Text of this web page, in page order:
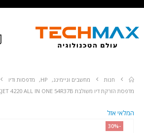
חנות מחשבים וגיימינג,
HP
,
מדפסות ודיו
מדפסת ‏הזרקת דיו ‏משולבת HP DESKJET 4220 ALL IN ONE 54R37B
-30%
המלאי אזל